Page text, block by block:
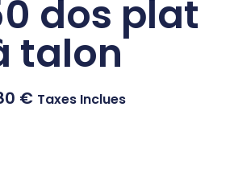
dos plat
talon
€ Taxes Inclues